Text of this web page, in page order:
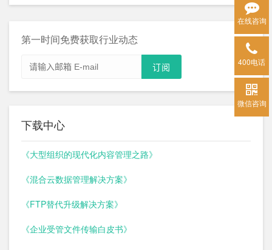
第一时间免费获取行业动态
下载中心
《大型组织的现代化内容管理之路》
《混合云数据管理解决方案》
《FTP替代升级解决方案》
《企业受管文件传输白皮书》
在线咨询
400电话
微信咨询